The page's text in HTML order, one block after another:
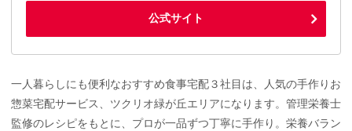
公式サイト
一人暮らしにも便利なおすすめ食事宅配３社目は、人気の手作りお
惣菜宅配サービス、ツクリオ緑が丘エリアになります。管理栄養士
監修のレシピをもとに、プロが一品ずつ丁寧に手作り。栄養バラン